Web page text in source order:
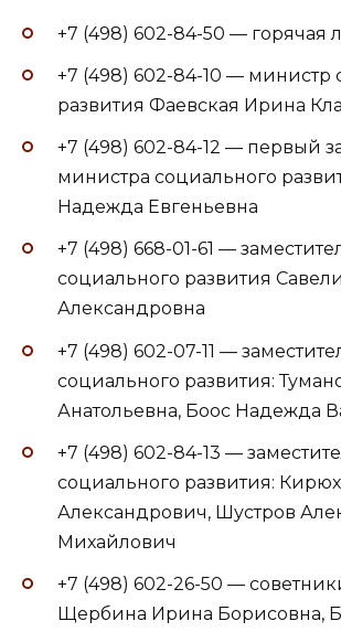
+7 (498) 602-84-50 — горячая
+7 (498) 602-84-10 — министр
развития Фаевская Ирина
+7 (498) 602-84-12 — первый
министра социального
Надежда Евгеньевна
+7 (498) 668-01-61 —
социального развития
Александровна
+7 (498) 602-07-11 —
социального развития:
Анатольевна, Боос Надежда
+7 (498) 602-84-13 —
социального развития:
Александрович, Шустров
Михайлович
+7 (498) 602-26-50 —
Щербина Ирина Борисовна,